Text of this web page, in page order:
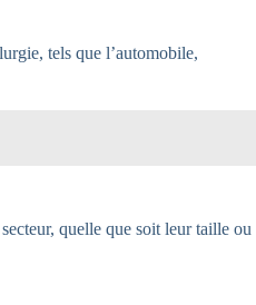
tels que l’automobile,
quelle que soit leur taille ou